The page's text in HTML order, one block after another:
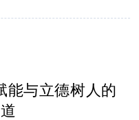
能与立德树人的